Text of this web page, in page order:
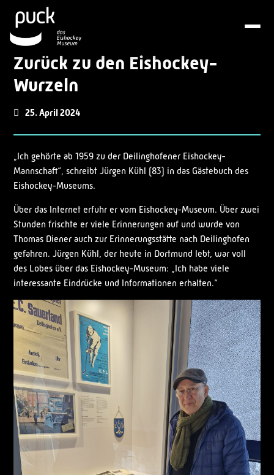
Zurück zu den Eishockey-
Wurzeln
25. April 2024
„Ich gehörte ab 1959 zu der Deilinghofener Eishockey-
Mannschaft“, schreibt Jürgen Kühl (83) in das Gästebuch des
Eishockey-Museums.
Über das Internet erfuhr er vom Eishockey-Museum. Über zwei
Stunden frischte er viele Erinnerungen auf und wurde von
Thomas Diener auch zur Erinnerungsstätte nach Deilinghofen
gefahren. Jürgen Kühl, der heute in Dortmund lebt, war voll
des Lobes über das Eishockey-Museum: „Ich habe viele
interessante Eindrücke und Informationen erhalten.“